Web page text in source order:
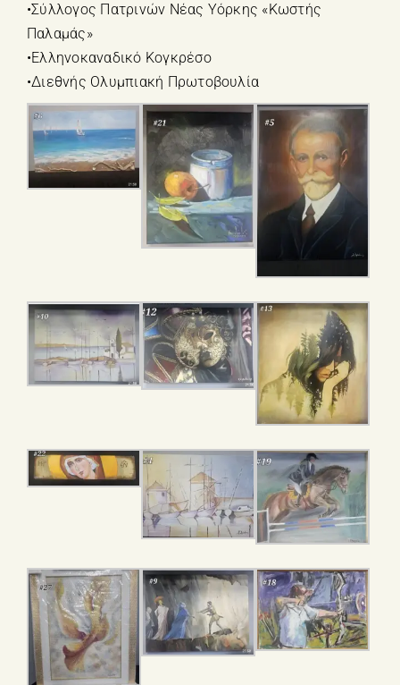
•Σύλλογος Πατρινών Νέας Υόρκης «Κωστής
Παλαμάς»
•Ελληνοκαναδικό Κογκρέσο
•Διεθνής Ολυμπιακή Πρωτοβουλία